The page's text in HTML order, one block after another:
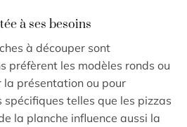
à ses besoins
à découper sont
préfèrent les modèles ronds ou
présentation ou pour
telles que les pizzas
la planche influence aussi la